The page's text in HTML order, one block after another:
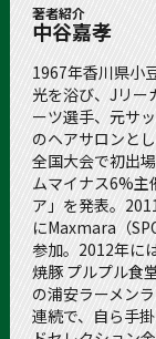
著者紹介
中谷嘉孝
1967年香川県小
光を浴び、Jリー
ーツ選手、元サ
のヘアサロンと
全国大会で初出
ムマイナス6%主
ア」を発表。
にMaxmara（
参加。2012年に
焼豚 プルプル食
の浦安ラーメン
連続で、自ら手